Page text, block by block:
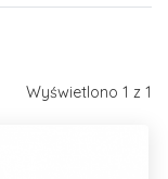
Wyświetlono 1 z 1